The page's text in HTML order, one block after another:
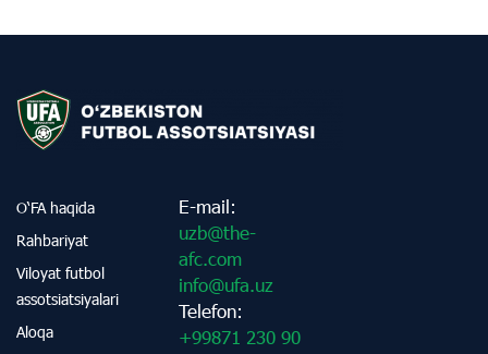
O‘FA haqida
Rahbariyat
Viloyat futbol
assotsiatsiyalari
Aloqa
E-mail:
uzb@the-
afc.com
info@ufa.uz
Telefon:
+99871 230 90